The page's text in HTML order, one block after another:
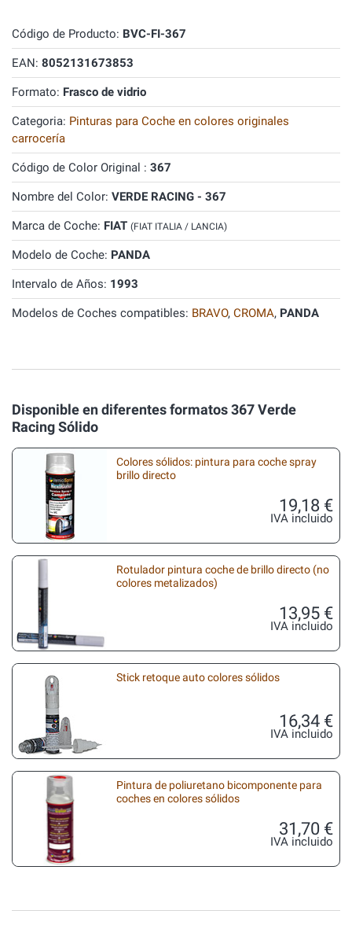
Código de Producto: BVC-FI-367
EAN: 8052131673853
Formato: Frasco de vidrio
Categoria: Pinturas para Coche en colores originales
carrocería
Código de Color Original : 367
Nombre del Color: VERDE RACING - 367
Marca de Coche: FIAT (FIAT ITALIA / LANCIA)
Modelo de Coche: PANDA
Intervalo de Años: 1993
Modelos de Coches compatibles: BRAVO, CROMA, PANDA
Disponible en diferentes formatos 367 Verde
Racing Sólido
Colores sólidos: pintura para coche spray
brillo directo
19,18 €
IVA incluido
Rotulador pintura coche de brillo directo (no
colores metalizados)
13,95 €
IVA incluido
Stick retoque auto colores sólidos
16,34 €
IVA incluido
Pintura de poliuretano bicomponente para
coches en colores sólidos
31,70 €
IVA incluido